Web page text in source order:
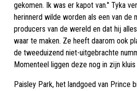
gekomen. Ik was er kapot van." Tyka
herinnerd wilde worden als een van de
producers van de wereld en dat hij
waar te maken. Ze heeft daarom ook
de tweeduizend niet-uitgebrachte
Momenteel liggen deze nog in zijn
Paisley Park, het landgoed van Prince